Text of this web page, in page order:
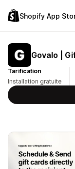
Shopify App
Govalo |
Tarification
Installation gratuite